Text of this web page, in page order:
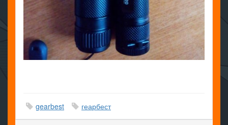
gearbest геарбест